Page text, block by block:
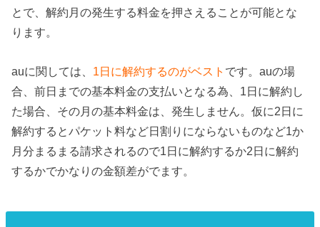
とで、解約月の発生する料金を押さえることが可能とな
ります。
auに関しては、 1日に解約するのがベスト です。auの場
合、前日までの基本料金の支払いとなる為、1日に解約し
た場合、その月の基本料金は、発生しません。仮に2日に
解約するとパケット料など日割りにならないものなど1か
月分まるまる請求されるので1日に解約するか2日に解約
するかでかなりの金額差がでます。